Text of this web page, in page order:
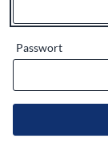
Passwort